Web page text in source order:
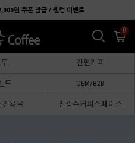
원 쿠폰 발급 / 웰컴 이벤트
0
간편커피
트 OEM/B2B
전용몰 전광수커피스페이스